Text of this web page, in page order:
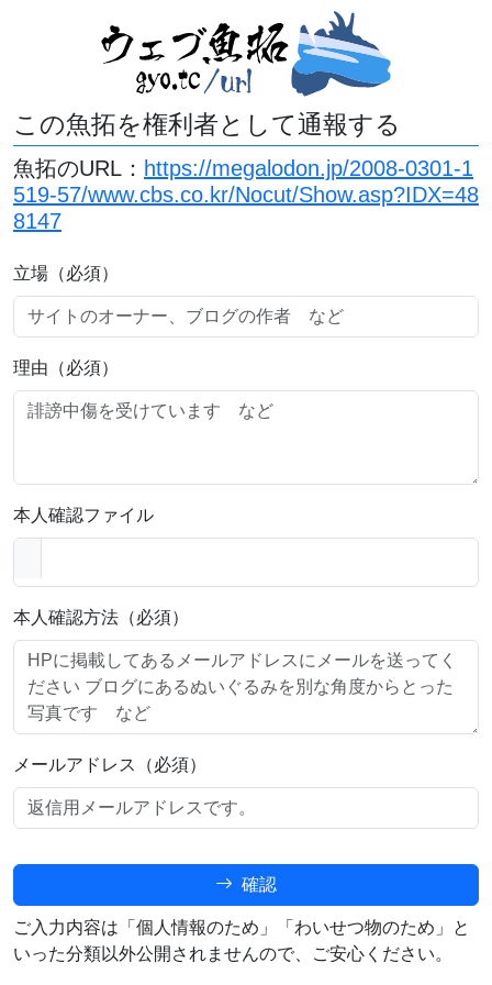
この魚拓を権利者として通報する
魚拓のURL： https://megalodon.jp/2008-0301-1
519-57/www.cbs.co.kr/Nocut/Show.asp?IDX=48
8147
立場（必須）
理由（必須）
本人確認ファイル
本人確認方法（必須）
メールアドレス（必須）
確認
ご入力内容は「個人情報のため」「わいせつ物のため」と
いった分類以外公開されませんので、ご安心ください。